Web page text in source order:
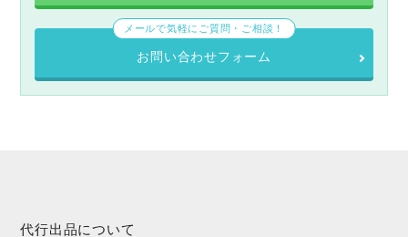
メールで気軽にご質問・ご相談！
お問い合わせフォーム
代行出品について